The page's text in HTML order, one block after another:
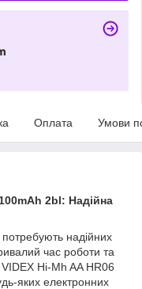
Оплата Умови
2bl: Надійна
потребують надійних
час роботи та
VIDEX Hi-Mh AA HR06
яких електронних